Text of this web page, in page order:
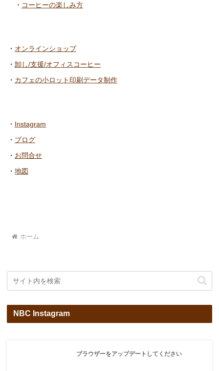
・ コーヒーの楽しみ方
・ オンラインショップ
・ 卸し/支援/オフィスコーヒー
・ カフェの小ロット印刷データ制作
・ Instagram
・ ブログ
・ お問合せ
・ 地図
ホーム
NBC Instagram
ブラウザーをアップデートしてください